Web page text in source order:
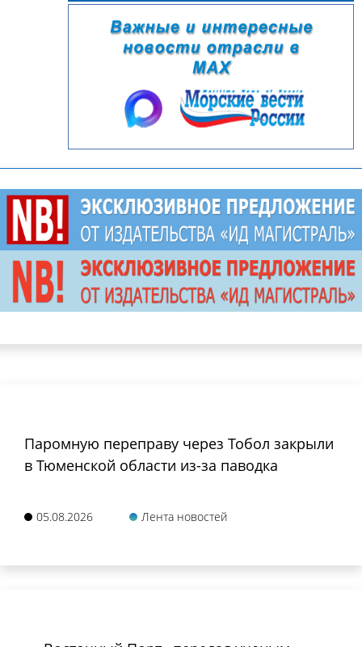
Паромную переправу через Тобол закрыли
в Тюменской области из-за паводка
05.08.2026 Лента новостей